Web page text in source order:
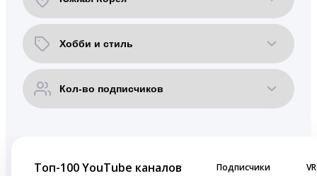
Топ-100 YouTube каналов Подписчики VR